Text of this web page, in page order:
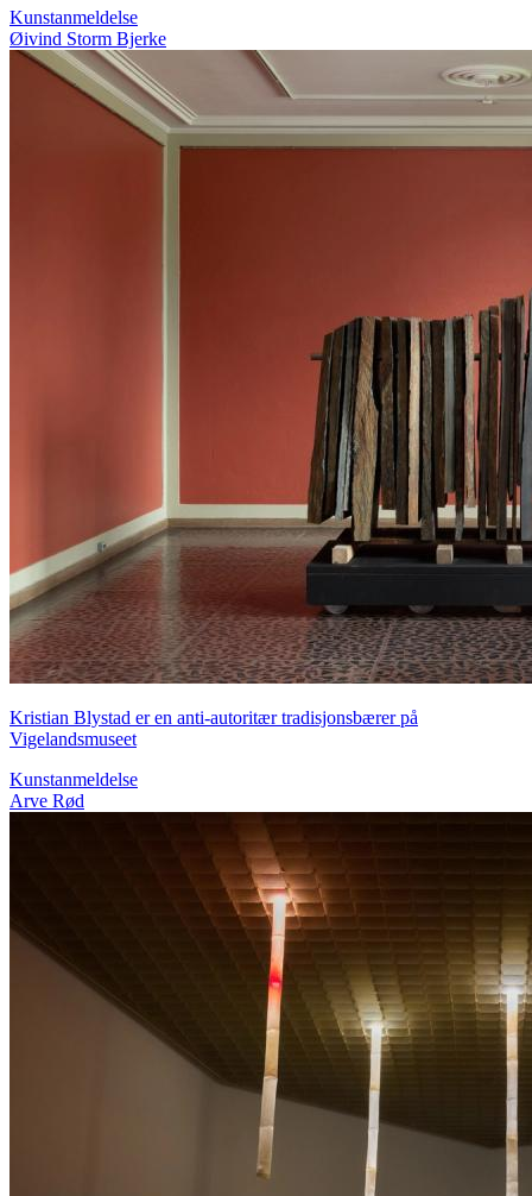
Kunstanmeldelse
Øivind Storm Bjerke
Kristian Blystad er en anti-autoritær tradisjonsbærer på
Vigelandsmuseet
Kunstanmeldelse
Arve Rød